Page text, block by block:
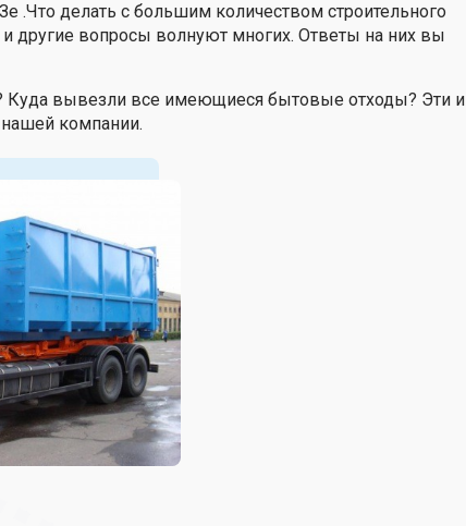
делать с большим количеством строительного
вопросы волнуют многих. Ответы на них вы
Куда вывезли все имеющиеся бытовые отходы? Эти и
компании.